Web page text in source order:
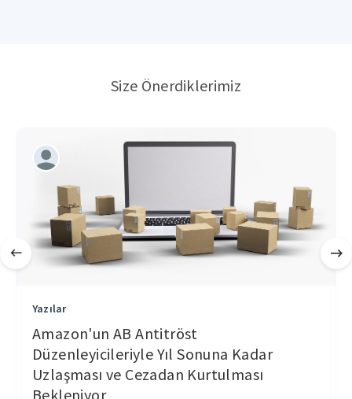
Size Önerdiklerimiz
Yazılar
Amazon'un AB Antitröst
Düzenleyicileriyle Yıl Sonuna Kadar
Uzlaşması ve Cezadan Kurtulması
Bekleniyor